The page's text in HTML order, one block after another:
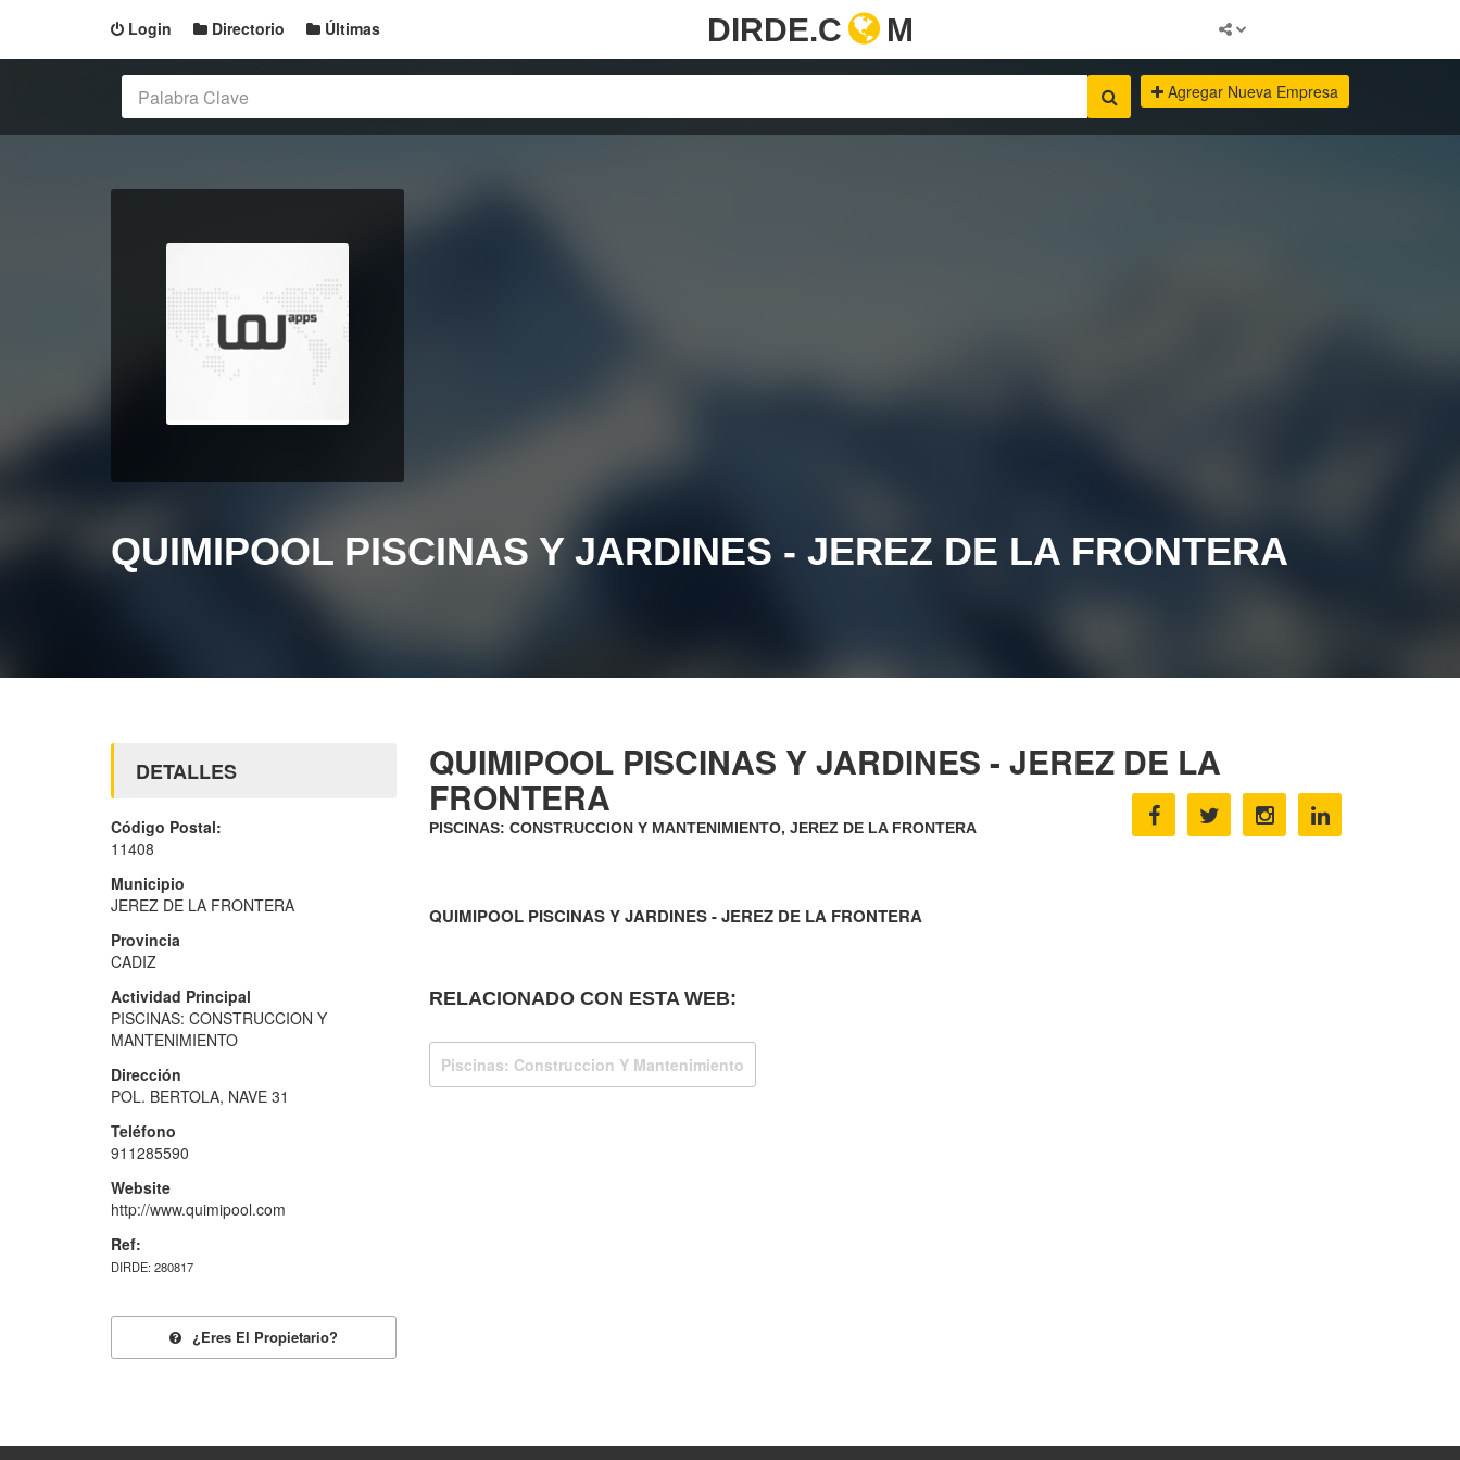
Login Directorio Últimas DIRDE.C M
Agregar Nueva Empresa
QUIMIPOOL PISCINAS Y JARDINES - JEREZ DE LA FRONTERA
QUIMIPOOL PISCINAS Y JARDINES - JEREZ DE LA
FRONTERA
PISCINAS: CONSTRUCCION Y MANTENIMIENTO, JEREZ DE LA FRONTERA
QUIMIPOOL PISCINAS Y JARDINES - JEREZ DE LA FRONTERA
RELACIONADO CON ESTA WEB:
Piscinas: Construccion Y Mantenimiento
DETALLES
Código Postal:
11408
Municipio
JEREZ DE LA FRONTERA
Provincia
CADIZ
Actividad Principal
PISCINAS: CONSTRUCCION Y
MANTENIMIENTO
Dirección
POL. BERTOLA, NAVE 31
Teléfono
911285590
Website
http://www.quimipool.com
Ref:
DIRDE: 280817
¿eres El Propietario?